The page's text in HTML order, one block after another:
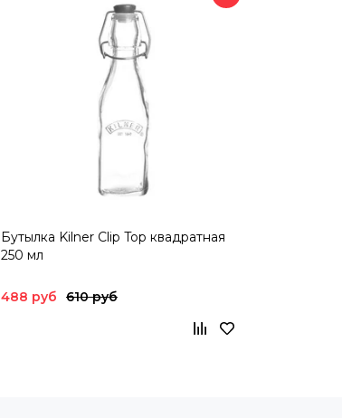
Бутылка Kilner Clip Top квадратная
250 мл
488 руб 610 руб